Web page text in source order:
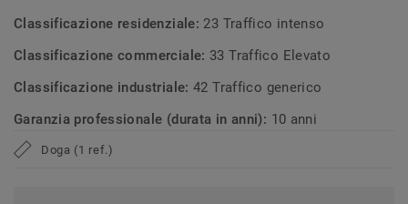
Classificazione residenziale: 23 Traffico intenso
Classificazione commerciale: 33 Traffico Elevato
Classificazione industriale:42 Traffico generico
Garanzia professionale (durata in anni): 10 anni
Doga (1 ref.)